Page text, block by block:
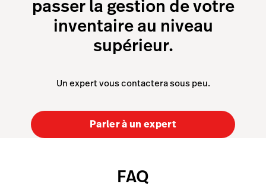
et des marges maîtrisées — sans passer des
heures en réserve avec un calepin.
passer la gestion de votre
inventaire au niveau
supérieur.
Un expert vous contactera sous peu.
Parler à un expert
FAQ